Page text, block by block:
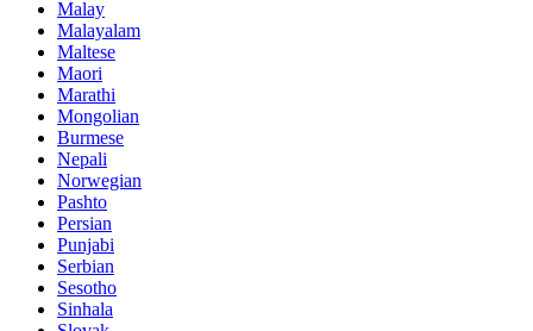
Malay
Malayalam
Maltese
Maori
Marathi
Mongolian
Burmese
Nepali
Norwegian
Pashto
Persian
Punjabi
Serbian
Sesotho
Sinhala